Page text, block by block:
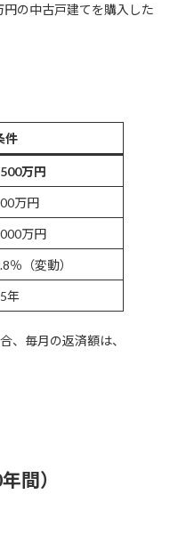
の中古戸建てを購入した
件
万円
万円
万円
％（変動）
年
、毎月の返済額は、
間）